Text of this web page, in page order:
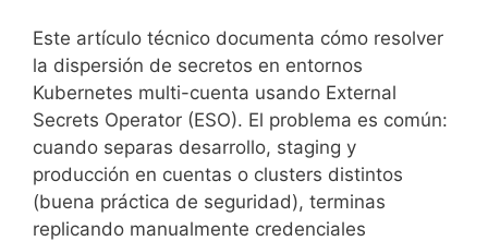
Este artículo técnico documenta cómo resolver
la dispersión de secretos en entornos
Kubernetes multi-cuenta usando External
Secrets Operator (ESO). El problema es común:
cuando separas desarrollo, staging y
producción en cuentas o clusters distintos
(buena práctica de seguridad), terminas
replicando manualmente credenciales